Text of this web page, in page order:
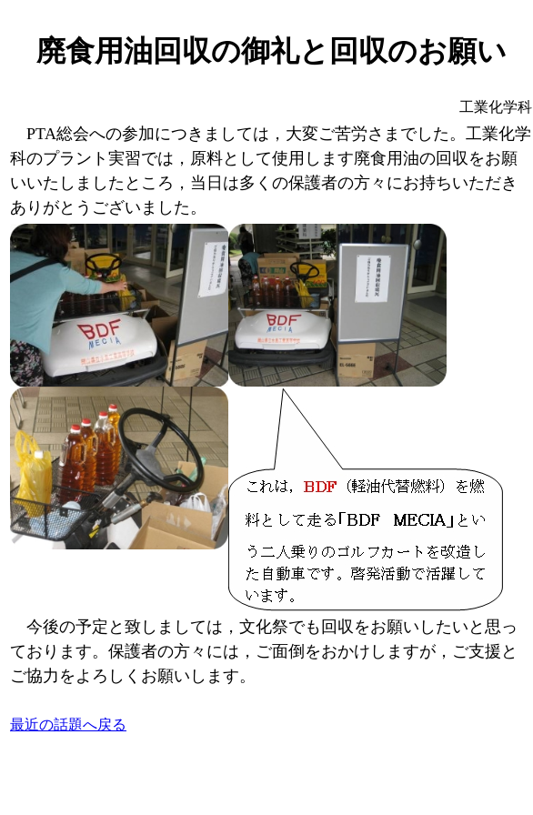
廃食用油回収の御礼と回収のお願い
工業化学科
PTA総会への参加につきましては，大変ご苦労さまでした。工業化学
科のプラント実習では，原料として使用します廃食用油の回収をお願
いいたしましたところ，当日は多くの保護者の方々にお持ちいただき
ありがとうございました。
今後の予定と致しましては，文化祭でも回収をお願いしたいと思っ
ております。保護者の方々には，ご面倒をおかけしますが，ご支援と
ご協力をよろしくお願いします。
最近の話題へ戻る